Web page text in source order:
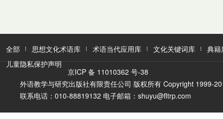
全部 思想文化术语库 术语当代应用库 文化关键词库
典籍
儿童隐私保护声明
京ICP 备 11010362 号-38
外语教学与研究出版社有限责任公司 版权所有 Copyright 1999-
联系电话：010-88819132 电子邮箱：shuyu@fltrp.com